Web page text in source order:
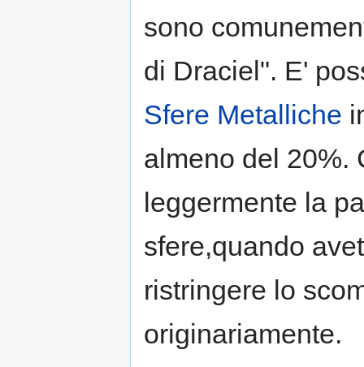
sono
di Draciel". E'
Sfere Metalliche
almeno del 20%.
leggermente la
sfere,quando
ristringere lo
originariamente.